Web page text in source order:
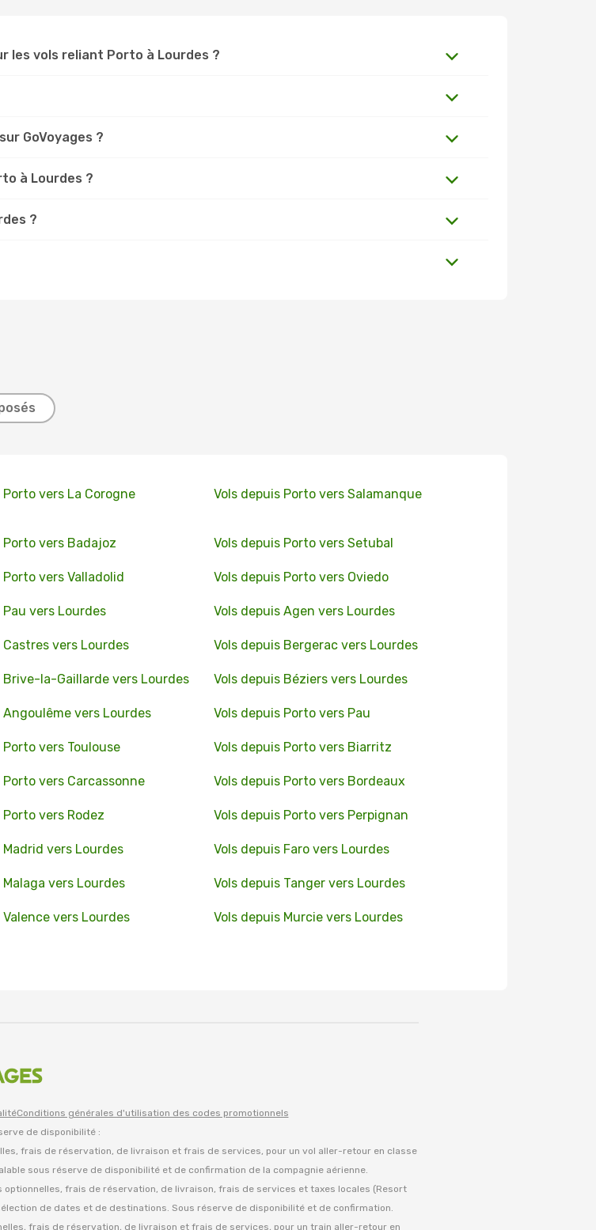
les vols reliant Porto à Lourdes ?
GoVoyages ?
à Lourdes ?
?
Porto vers La Corogne Vols depuis Porto vers Salamanque
Porto vers Badajoz Vols depuis Porto vers Setubal
Porto vers Valladolid Vols depuis Porto vers Oviedo
Pau vers Lourdes Vols depuis Agen vers Lourdes
Castres vers Lourdes Vols depuis Bergerac vers Lourdes
Brive-la-Gaillarde vers Lourdes Vols depuis Béziers vers Lourdes
Angoulême vers Lourdes Vols depuis Porto vers Pau
Porto vers Toulouse Vols depuis Porto vers Biarritz
Porto vers Carcassonne Vols depuis Porto vers Bordeaux
vers Rodez Vols depuis Porto vers Perpignan
Madrid vers Lourdes Vols depuis Faro vers Lourdes
Malaga vers Lourdes Vols depuis Tanger vers Lourdes
Valence vers Lourdes Vols depuis Murcie vers Lourdes
Conditions générales d'utilisation des codes promotionnels
de disponibilité :
frais de réservation, de livraison et frais de services, pour un vol aller-retour en classe
sous réserve de disponibilité et de confirmation de la compagnie aérienne.
optionnelles, frais de réservation, de livraison, frais de services et taxes locales (Resort
de dates et de destinations. Sous réserve de disponibilité et de confirmation.
frais de réservation, de livraison et frais de services, pour un train aller-retour en